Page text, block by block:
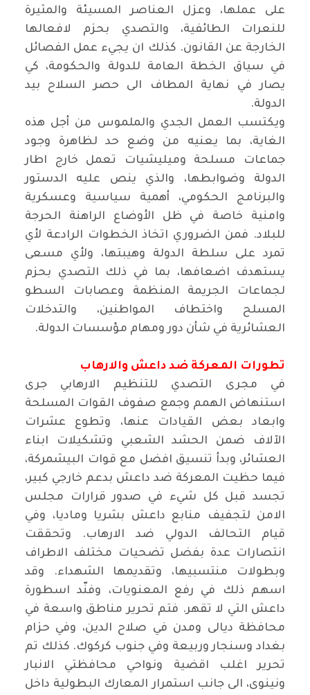
على عملها، وعزل العناصر المسيئة والمثيرة
للنعرات الطائفية، والتصدي بحزم لافعالها
الخارجة عن القانون. كذلك ان يجيء عمل الفصائل
في سياق الخطة العامة للدولة والحكومة، كي
يصار في نهاية المطاف الى حصر السلاح بيد
الدولة.
ويكتسب العمل الجدي والملموس من أجل هذه
الغاية، بما يعنيه من وضع حد لظاهرة وجود
جماعات مسلحة وميليشيات تعمل خارج اطار
الدولة وضوابطها، والذي ينص عليه الدستور
والبرنامج الحكومي، أهمية سياسية وعسكرية
وامنية خاصة في ظل الأوضاع الراهنة الحرجة
للبلاد. فمن الضروري اتخاذ الخطوات الرادعة لأي
تمرد على سلطة الدولة وهيبتها، ولأي مسعى
يستهدف اضعافها، بما في ذلك التصدي بحزم
لجماعات الجريمة المنظمة وعصابات السطو
المسلح واختطاف المواطنين، والتدخلات
العشائرية في شأن دور ومهام مؤسسات الدولة.
تطورات المعركة ضد داعش والارهاب
في مجرى التصدي للتنظيم الارهابي جرى
استنهاض الهمم وجمع صفوف القوات المسلحة
وابعاد بعض القيادات عنها، وتطوع عشرات
الآلاف ضمن الحشد الشعبي وتشكيلات ابناء
العشائر، وبدأ تنسيق افضل مع قوات البيشمركة،
فيما حظيت المعركة ضد داعش بدعم خارجي كبير،
تجسد قبل كل شيء في صدور قرارات مجلس
الامن لتجفيف منابع داعش بشريا وماديا، وفي
قيام التحالف الدولي ضد الارهاب. وتحققت
انتصارات عدة بفضل تضحيات مختلف الاطراف
وبطولات منتسبيها، وتقديمها الشهداء. وقد
اسهم ذلك في رفع المعنويات، وفنّد اسطورة
داعش التي لا تقهر. فتم تحرير مناطق واسعة في
محافظة ديالى ومدن في صلاح الدين، وفي حزام
بغداد وسنجار وربيعة وفي جنوب كركوك. كذلك تم
تحرير اغلب اقضية ونواحي محافظتي الانبار
ونينوى، الى جانب استمرار المعارك البطولية داخل